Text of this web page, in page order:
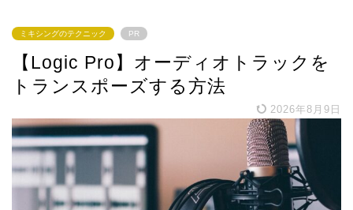
ミキシングのテクニック PR
【Logic Pro】オーディオトラックを
トランスポーズする方法
2026年8月9日